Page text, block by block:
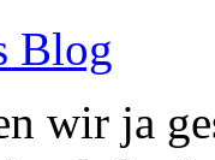
Blog
wir ja